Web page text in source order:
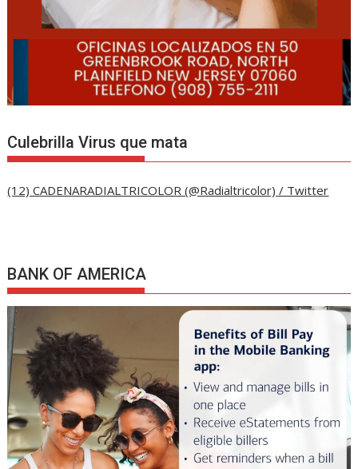
Culebrilla Virus que mata
(12) CADENARADIALTRICOLOR (@Radialtricolor) / Twitter
BANK OF AMERICA